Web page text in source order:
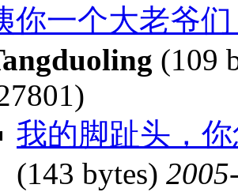
你一个大老爷
(109
我的脚趾头，
(143 bytes)